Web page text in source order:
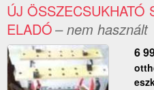
ÚJ ÖSSZECSUKHATÓ
ELADÓ– nem használt
6